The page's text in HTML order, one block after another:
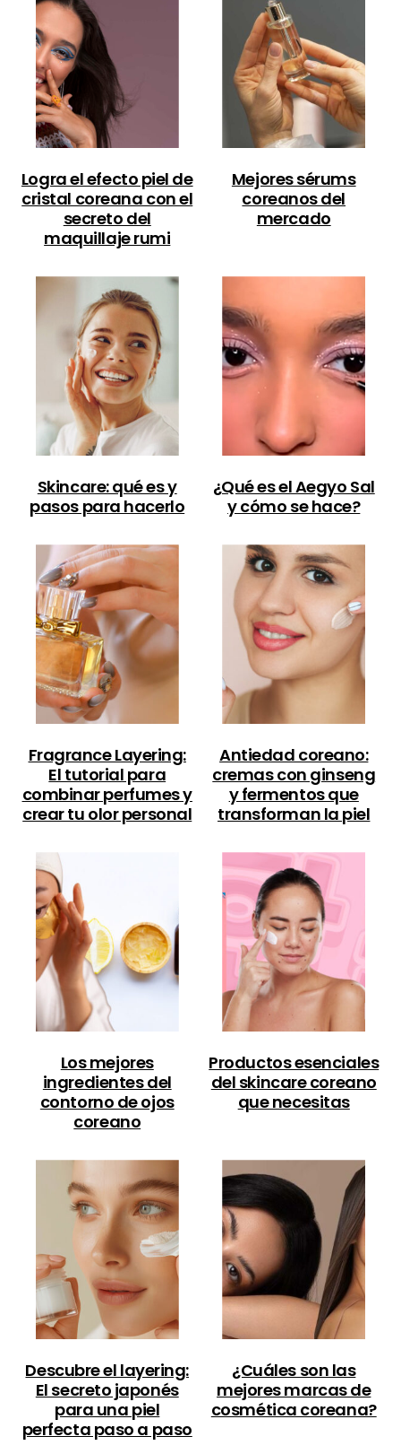
Logra el efecto piel de
cristal coreana con el
secreto del
maquillaje rumi
Mejores sérums
coreanos del
mercado
Skincare: qué es y
pasos para hacerlo
¿Qué es el Aegyo Sal
y cómo se hace?
Fragrance Layering:
El tutorial para
combinar perfumes y
crear tu olor personal
Antiedad coreano:
cremas con ginseng
y fermentos que
transforman la piel
Los mejores
ingredientes del
contorno de ojos
coreano
Productos esenciales
del skincare coreano
que necesitas
Descubre el layering:
El secreto japonés
para una piel
perfecta paso a paso
¿Cuáles son las
mejores marcas de
cosmética coreana?